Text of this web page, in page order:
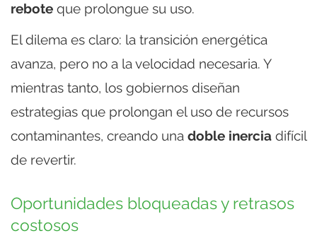
rebote que prolongue su uso.
El dilema es claro: la transición energética
avanza, pero no a la velocidad necesaria. Y
mientras tanto, los gobiernos diseñan
estrategias que prolongan el uso de recursos
contaminantes, creando una doble inercia difícil
de revertir.
Oportunidades bloqueadas y retrasos
costosos